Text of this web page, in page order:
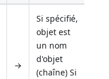
→
Si spécifié,
objet est
un nom
d'objet
(chaîne) Si